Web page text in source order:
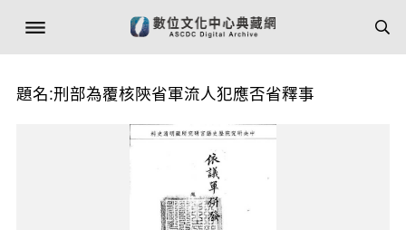
題名:刑部為覆核陝省軍流人犯應否省釋事